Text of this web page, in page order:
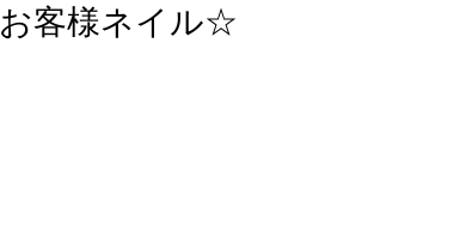
お客様ネイル☆